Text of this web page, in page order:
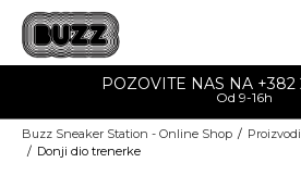
NAS NA +382 20 690 200
Buzz Sneaker Station - Online Shop Proizvodi
Donji dio trenerke